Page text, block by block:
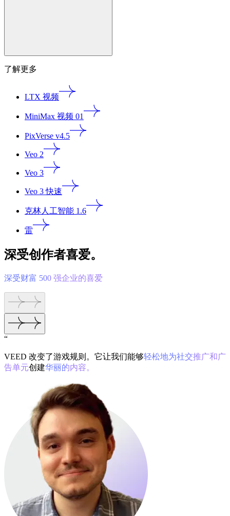
了解更多
LTX 视频
MiniMax 视频 01
PixVerse v4.5
Veo 2
Veo 3
Veo 3 快速
克林人工智能 1.6
雷
深受创作者喜爱。
深受财富 500 强企业的喜爱
“
VEED 改变了游戏规则。它让我们能够轻松地为社交推广和广
告单元创建华丽的内容。